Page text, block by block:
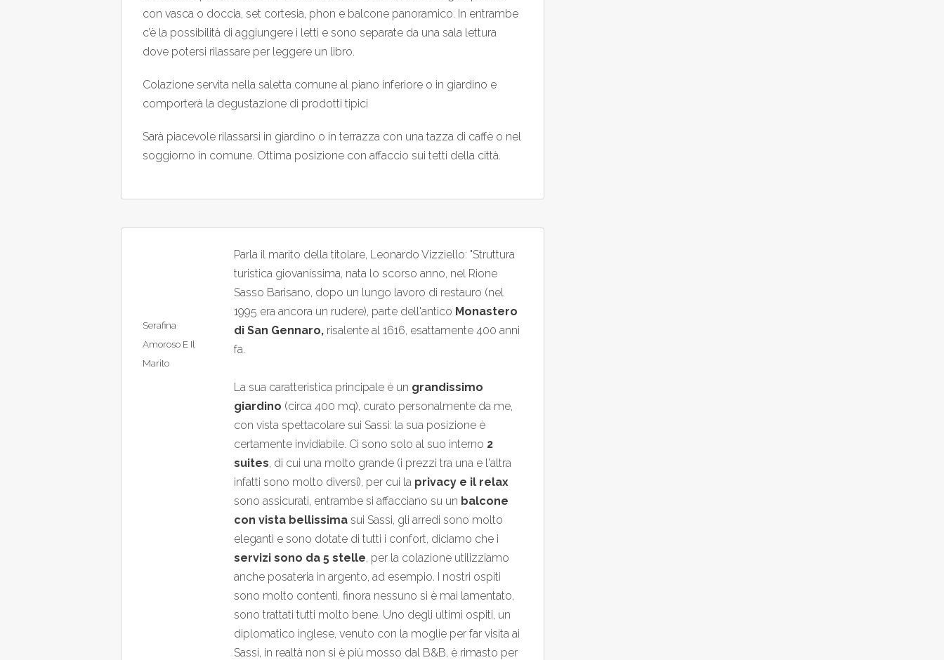
con vasca o doccia, set cortesia, phon e balcone panoramico. In entrambe
c’è la possibilità di aggiungere i letti e sono separate da una sala lettura
dove potersi rilassare per leggere un libro.
Colazione servita nella saletta comune al piano inferiore o in giardino e
comporterà la degustazione di prodotti tipici
Sarà piacevole rilassarsi in giardino o in terrazza con una tazza di caffè o nel
soggiorno in comune. Ottima posizione con affaccio sui tetti della città.
Serafina
Amoroso E Il
Marito
Parla il marito della titolare, Leonardo Vizziello: "Struttura
turistica giovanissima, nata lo scorso anno, nel Rione
Sasso Barisano, dopo un lungo lavoro di restauro (nel
1995 era ancora un rudere), parte dell'antico Monastero
di San Gennaro, risalente al 1616, esattamente 400 anni
fa.
La sua caratteristica principale è un grandissimo
giardino (circa 400 mq), curato personalmente da me,
con vista spettacolare sui Sassi: la sua posizione è
certamente invidiabile. Ci sono solo al suo interno 2
suites, di cui una molto grande (i prezzi tra una e l'altra
infatti sono molto diversi), per cui la privacy e il relax
sono assicurati, entrambe si affacciano su un balcone
con vista bellissima sui Sassi, gli arredi sono molto
eleganti e sono dotate di tutti i confort, diciamo che i
servizi sono da 5 stelle, per la colazione utilizziamo
anche posateria in argento, ad esempio. I nostri ospiti
sono molto contenti, finora nessuno si è mai lamentato,
sono trattati tutti molto bene. Uno degli ultimi ospiti, un
diplomatico inglese, venuto con la moglie per far visita ai
Sassi, in realtà non si è più mosso dal B&B, è rimasto per